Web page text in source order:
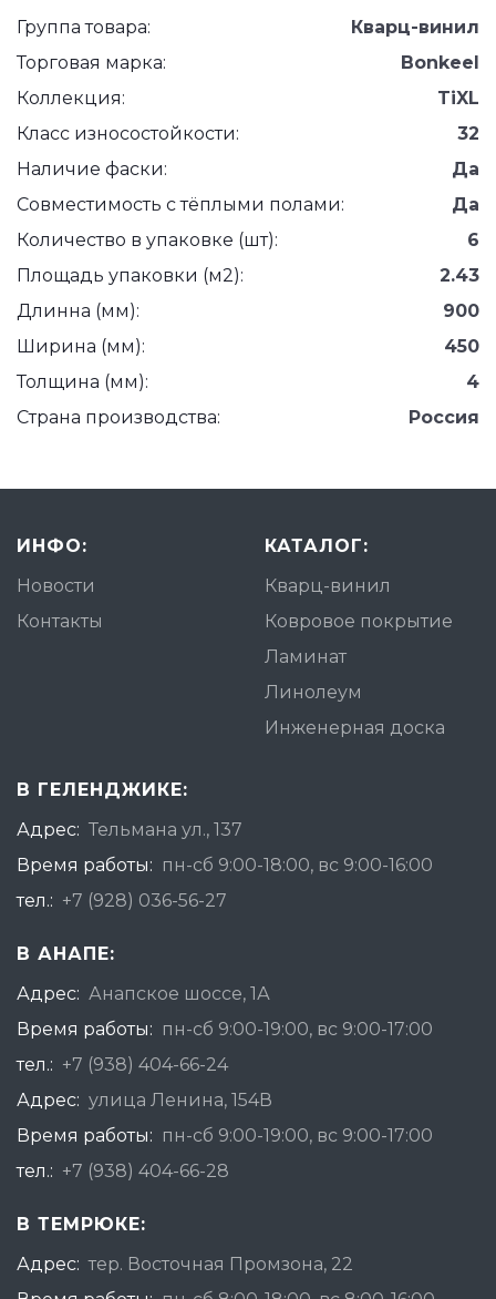
Группа товара:
Кварц-винил
Торговая марка:
Bonkeel
Коллекция:
TiXL
Класс износостойкости:
32
Наличие фаски:
Да
Совместимость с тёплыми полами:
Да
Количество в упаковке (шт):
6
Площадь упаковки (м2):
2.43
Длинна (мм):
900
Ширина (мм):
450
Толщина (мм):
4
Страна производства:
Россия
ИНФО:
Новости
Контакты
КАТАЛОГ:
Кварц-винил
Ковровое покрытие
Ламинат
Линолеум
Инженерная доска
В ГЕЛЕНДЖИКЕ:
Адрес: Тельмана ул., 137
Время работы: пн-сб 9:00-18:00, вс 9:00-16:00
тел.: +7 (928) 036-56-27
В АНАПЕ:
Адрес: Анапское шоссе, 1А
Время работы: пн-сб 9:00-19:00, вс 9:00-17:00
тел.: +7 (938) 404-66-24
Адрес: улица Ленина, 154В
Время работы: пн-сб 9:00-19:00, вс 9:00-17:00
тел.: +7 (938) 404-66-28
В ТЕМРЮКЕ:
Адрес: тер. Восточная Промзона, 22